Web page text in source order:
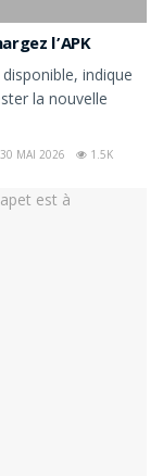
l’APK
indique
la nouvelle
MAI 2026 1.5K